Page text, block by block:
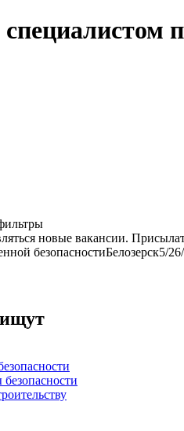
новые вакансии.
безопасностиБелозерск5/2
ищут